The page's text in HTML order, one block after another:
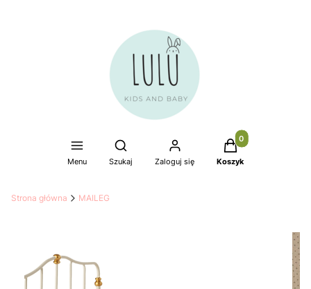
Menu
Otwórz wyszukiwarkę
Szukaj Zaloguj się
Produkty w
Koszyk
Strona główna MAILEG